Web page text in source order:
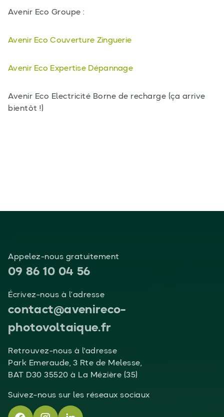
Avenir Eco Groupe :
Avenir Eco Couverture Zinguerie
Avenir Eco Expertise Dépannage
Avenir Eco Electricité Borne de recharge (ça arrive
bientôt !)
Appelez-nous gratuitement
09 86 10 04 56
Écrivez-nous à l’adresse
contact@avenireco-
photovoltaique.fr
Retrouvez-nous à l'adresse
Park Emeraude, 3 Rte de Melesse,
BAT D30 35520 à La Mézière (35)
Suivez-nous sur les réseaux sociaux